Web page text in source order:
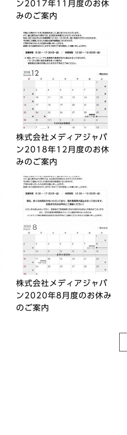
ン2017年11月度のお休
みのご案内
株式会社メディアジャパ
ン2018年12月度のお休
みのご案内
株式会社メディアジャパ
ン2020年8月度のお休み
のご案内